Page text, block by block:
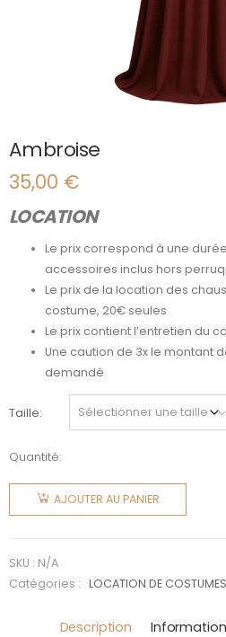
Ambroise
35,00 €
LOCATION
Le prix correspond à une
accessoires inclus hors
Le prix de la location des
costume, 20€ seules
Le prix contient l’entretien du
Une caution de 3x le montant
demandé
Taille
Quantité:
quantité
Ambroise
AJOUTER AU PANIER
SKU : N/A
Catégories :
LOCATION DE
Description